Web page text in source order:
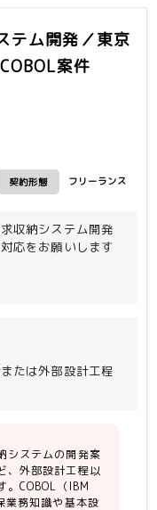
テム開発／東京
案件
契約形態 フリーランス
収納システム開発
応をお願いします
PLUS、JCL
たは外部設計工程
良好／能動的に動
年以上）
システムの開発案
、外部設計工程以
。COBOL（IBM
業務知識や基本設